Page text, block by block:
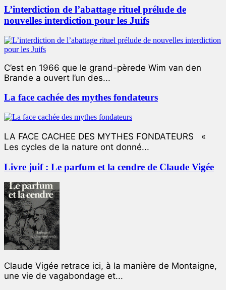
L’interdiction de l’abattage rituel prélude de
nouvelles interdiction pour les Juifs
C’est en 1966 que le grand-pèrede Wim van den
Brande a ouvert l’un des...
La face cachée des mythes fondateurs
LA FACE CACHEE DES MYTHES FONDATEURS «
Les cycles de la nature ont donné...
Livre juif : Le parfum et la cendre de Claude Vigée
Claude Vigée retrace ici, à la manière de Montaigne,
une vie de vagabondage et...